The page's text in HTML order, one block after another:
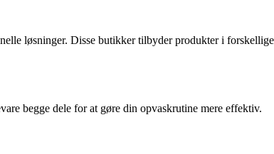
løsninger. Disse butikker tilbyder produkter i forskellige
begge dele for at gøre din opvaskrutine mere effektiv.